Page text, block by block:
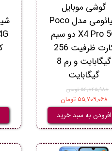
گوشی موبایل
شیائومی مدل Poco
X4 Pro 5G دو سیم
کارت ظرفیت 256
گیگابایت و رم 8
گیگابایت
۵۶,۸۴۵,۹۸۸ تومان
۵۵,۷۰۹,۰۶۸ تومان
افزودن به سبد خرید